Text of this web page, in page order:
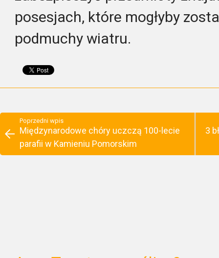
posesjach, które mogłyby
podmuchy wiatru.
Poprzedni wpis
Międzynarodowe chóry uczczą 100-lecie
parafii w Kamieniu Pomorskim
3